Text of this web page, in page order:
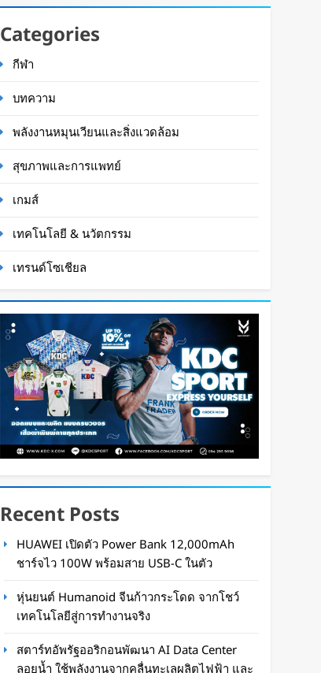
Categories
กีฬา
บทความ
พลังงานหมุนเวียนและสิ่งแวดล้อม
สุขภาพและการแพทย์
เกมส์
เทคโนโลยี & นวัตกรรม
เทรนด์โซเชียล
Recent Posts
HUAWEI เปิดตัว Power Bank 12,000mAh
ชาร์จไว 100W พร้อมสาย USB-C ในตัว
หุ่นยนต์ Humanoid จีนก้าวกระโดด จากโชว์
เทคโนโลยีสู่การทำงานจริง
สตาร์ทอัพรัฐออริกอนพัฒนา AI Data Center
ลอยน้ำ ใช้พลังงานจากคลื่นทะเลผลิตไฟฟ้า และ